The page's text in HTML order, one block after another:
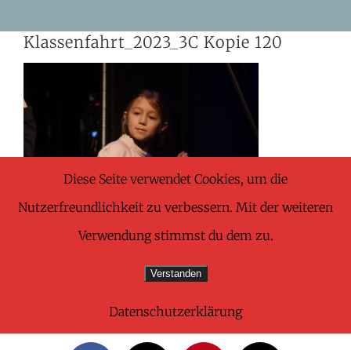
Klassenfahrt_2023_3C Kopie 120
Share This Wonderful Life Event!
Diese Seite verwendet Cookies, um die
Nutzerfreundlichkeit zu verbessern. Mit der weiteren
Verwendung stimmst du dem zu.
Verstanden
Datenschutzerklärung